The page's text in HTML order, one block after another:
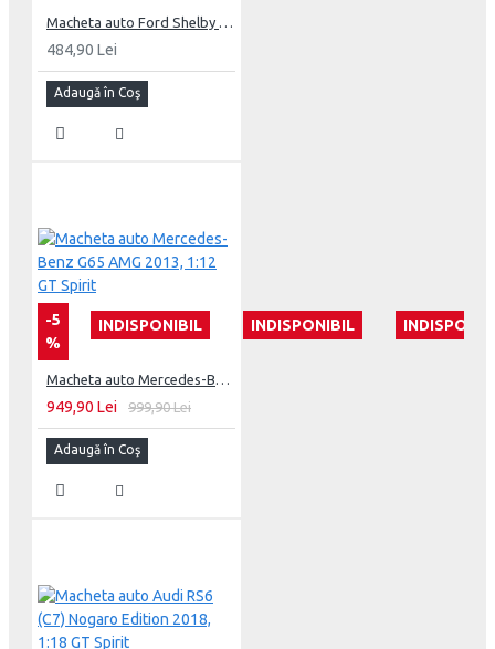
484,90 Lei
Adaugă în Coş
-5
%
INDISPONIBIL INDISPONIBIL
949,90 Lei 999,90 Lei
Adaugă în Coş